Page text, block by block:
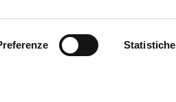
Statistiche